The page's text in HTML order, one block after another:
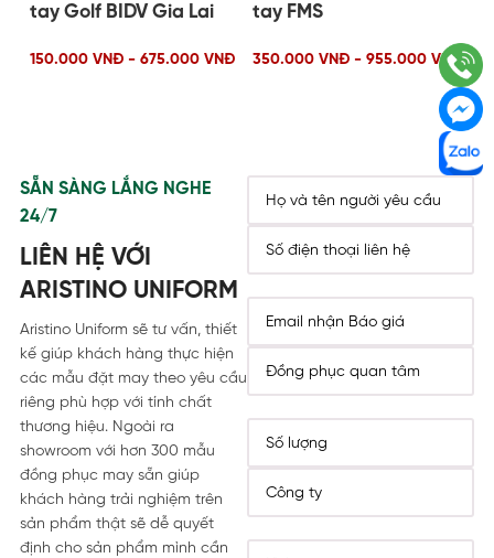
tay Golf BIDV Gia Lai
150.000 VNĐ - 675.000 VNĐ
tay FMS
350.000 VNĐ - 955.000 VNĐ
SẴN SÀNG LẮNG NGHE
24/7
LIÊN HỆ VỚI
ARISTINO UNIFORM
Aristino Uniform sẽ tư vấn, thiết
kế giúp khách hàng thực hiện
các mẫu đặt may theo yêu cầu
riêng phù hợp với tính chất
thương hiệu. Ngoài ra
showroom với hơn 300 mẫu
đồng phục may sẵn giúp
khách hàng trải nghiệm trên
sản phẩm thật sẽ dễ quyết
định cho sản phẩm mình cần